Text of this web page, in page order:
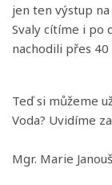
jen ten výstup
Svaly cítíme i po
nachodili přes 40
Teď si můžeme
Voda? Uvidíme
Mgr. Marie